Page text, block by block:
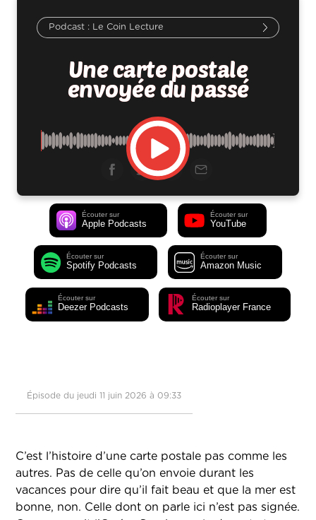
Le Coin Lecture
Une carte postale
envoyée du passé
Écouter sur
Apple Podcasts
Écouter sur
YouTube
Écouter sur
Spotify Podcasts
Écouter sur
Amazon Music
Écouter sur
Deezer Podcasts
Écouter sur
Radioplayer France
Épisode du jeudi 11 juin 2026 à 09:33
C’est l’histoire d’une carte postale pas comme les
autres. Pas de celle qu’on envoie durant les
vacances pour dire qu’il fait beau et que la mer est
bonne, non. Celle dont on parle ici n’est pas signée.